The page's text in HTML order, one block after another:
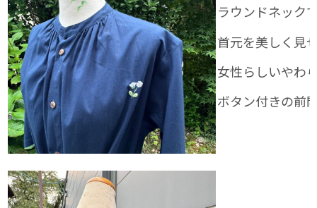
ラウンドネック
首元を美しく見
女性らしいやわ
ボタン付きの前